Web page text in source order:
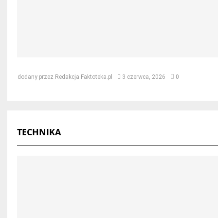
dodany przez Redakcja Faktoteka.pl 3 czerwca, 2026 0
TECHNIKA